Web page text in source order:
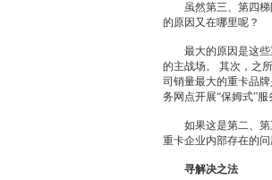
虽然第三、第四梯队
的原因又在哪里呢？
最大的原因是这些
的主战场。 其次，之
司销量最大的重卡品牌
务网点开展“保姆式”
如果这是第二、第三
重卡企业内部存在的
寻解决之法